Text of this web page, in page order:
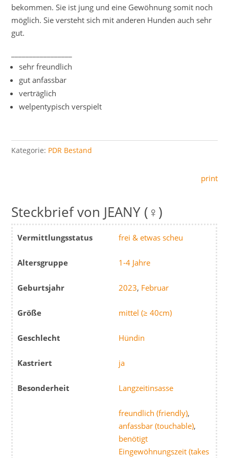
bekommen. Sie ist jung und eine Gewöhnung somit noch
möglich. Sie versteht sich mit anderen Hunden auch sehr
gut.
sehr freundlich
gut anfassbar
verträglich
welpentypisch verspielt
Kategorie: PDR Bestand
print
JEANY (♀)
Vermittlungsstatus frei & etwas scheu
Altersgruppe 1-4 Jahre
Geburtsjahr 2023, Februar
Größe mittel (≥ 40cm)
Geschlecht Hündin
Kastriert ja
Besonderheit Langzeitinsasse
freundlich (friendly),
anfassbar (touchable),
benötigt
Eingewöhnungszeit (takes